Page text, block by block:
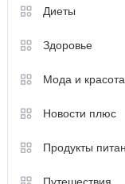
Диеты
Здоровье
Мода и красота
Новости плюс
Продукты